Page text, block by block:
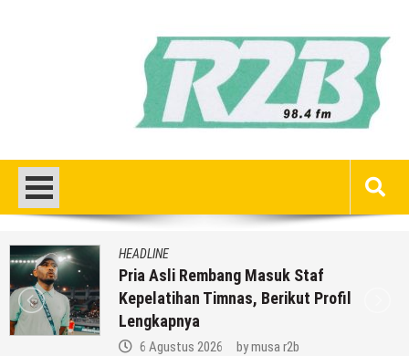
HEADLINE
Pria Asli Rembang Masuk Staf
Kepelatihan Timnas, Berikut Profil
Lengkapnya
6 Agustus 2026 bymusa r2b